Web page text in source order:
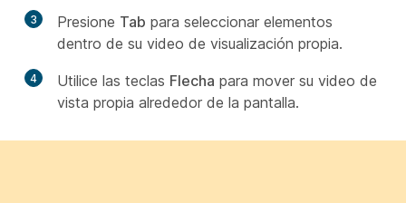
3 Presione Tab para seleccionar elementos
dentro de su video de visualización propia.
4 Utilice las teclas Flecha para mover su video de
vista propia alrededor de la pantalla.